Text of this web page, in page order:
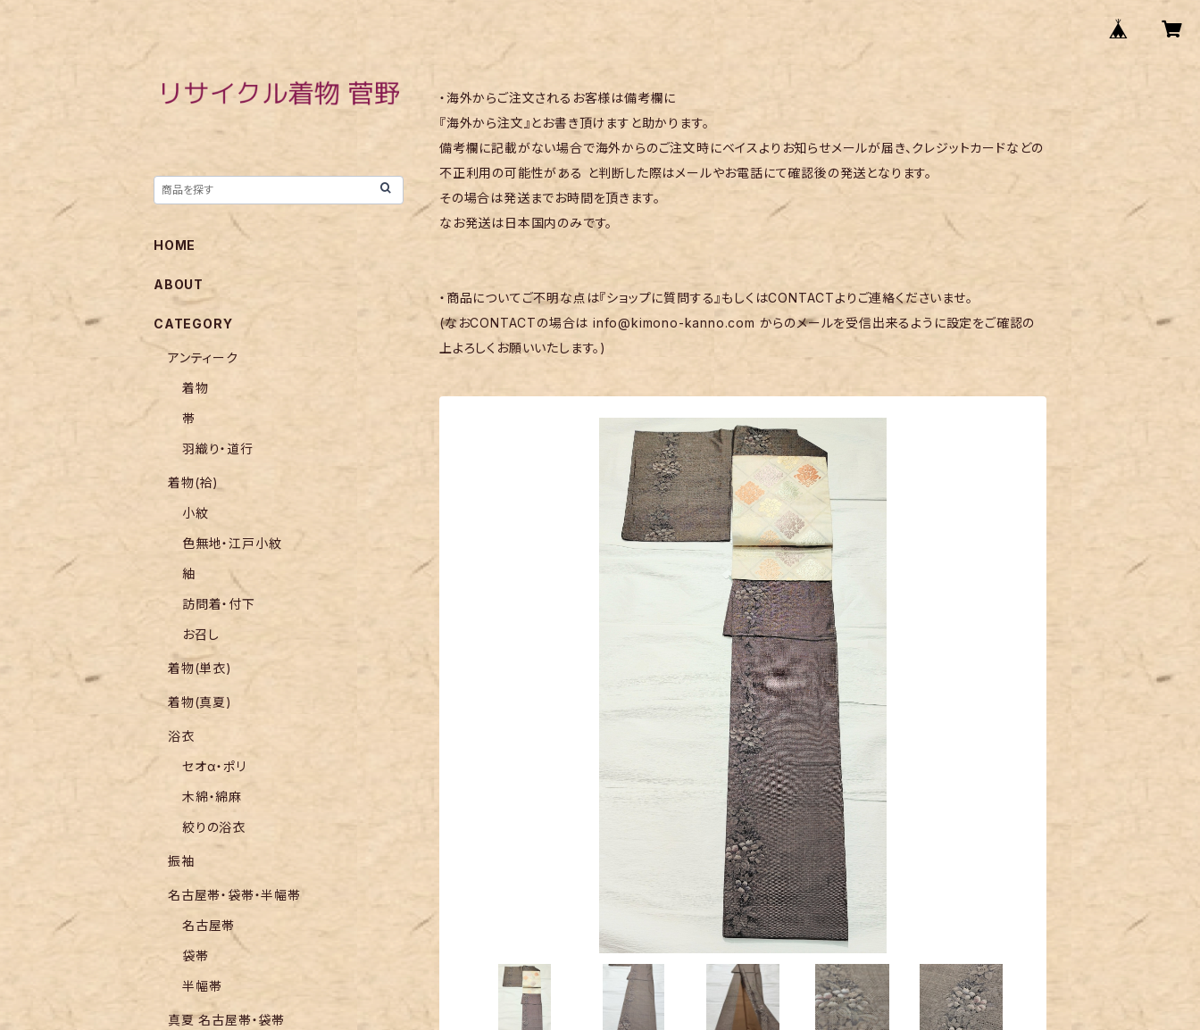
・海外からご注文されるお客様は備考欄に
『海外から注文』とお書き頂けますと助かります。
備考欄に記載がない場合で海外からのご注文時にベイスよりお知らせメールが届き、クレジットカードなどの
不正利用の可能性がある と判断した際はメールやお電話にて確認後の発送となります。
その場合は発送までお時間を頂きます。
なお発送は日本国内のみです。
・商品についてご不明な点は『ショップに質問する』もしくはCONTACTよりご連絡くださいませ。
(なおCONTACTの場合はinfo@kimono-kanno.com からのメールを受信出来るように設定をご確認の
上よろしくお願いいたします。)
HOME
ABOUT
CATEGORY
アンティーク
着物
帯
羽織り・道行
着物(袷)
小紋
色無地・江戸小紋
紬
訪問着・付下
お召し
着物(単衣)
着物(真夏)
浴衣
セオα・ポリ
木綿・綿麻
絞りの浴衣
振袖
名古屋帯・袋帯・半幅帯
名古屋帯
袋帯
半幅帯
真夏 名古屋帯・袋帯